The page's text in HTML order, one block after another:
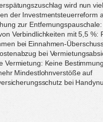
wird nun
der Investmentsteuerreform
zur
Verbindlichkeiten mit 5,5
bei Einnahmen-
bei
Vermietung: Keine
Mindestlohnverstöße auf
bei